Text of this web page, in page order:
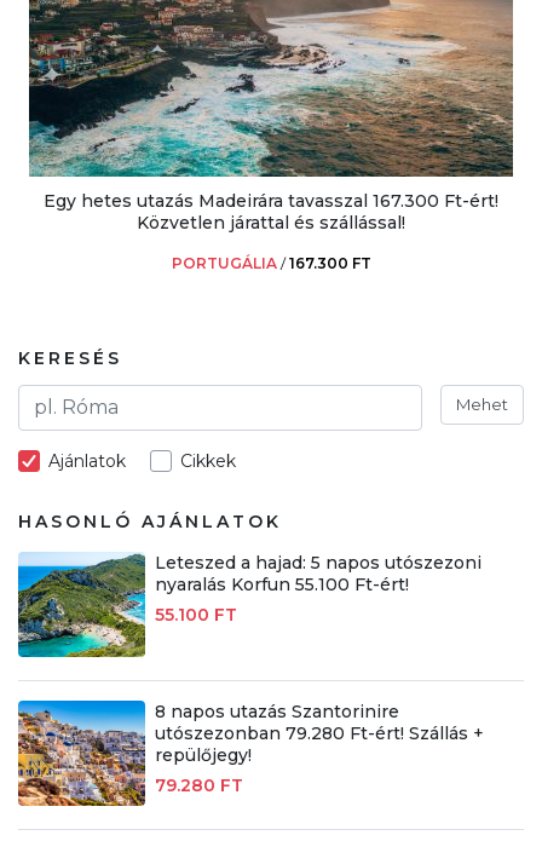
Egy hetes utazás Madeirára tavasszal 167.300 Ft-ért!
Közvetlen járattal és szállással!
PORTUGÁLIA /167.300 FT
KERESÉS
Mehet
Ajánlatok Cikkek
HASONLÓ AJÁNLATOK
Leteszed a hajad: 5 napos utószezoni
nyaralás Korfun 55.100 Ft-ért!
55.100 FT
8 napos utazás Szantorinire
utószezonban 79.280 Ft-ért! Szállás +
repülőjegy!
79.280 FT